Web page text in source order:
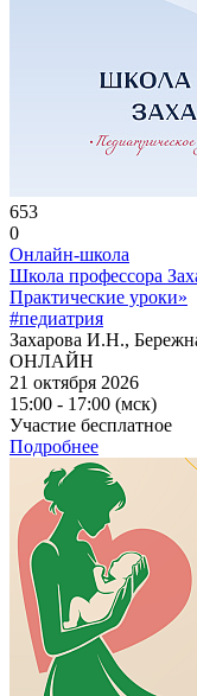
653
0
Онлайн-школа
Школа профессора
Практические уроки»
#педиатрия
Захарова И.Н.,
ОНЛАЙН
21 октября 2026
15:00 - 17:00 (мск)
Участие бесплатное
Подробнее